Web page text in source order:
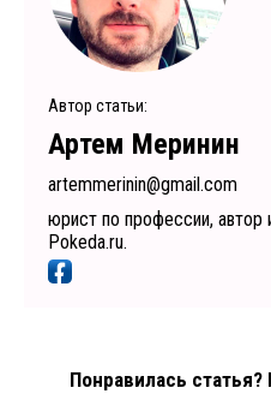
Автор статьи:
Артем Меринин
artemmerinin@gmail.com
юрист по профессии, автор
Pokeda.ru.
Понравилась